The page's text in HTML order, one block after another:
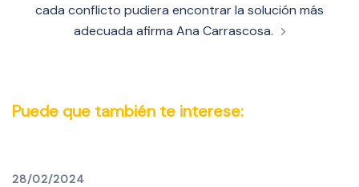
cada conflicto pudiera encontrar la solución más
adecuada afirma Ana Carrascosa.
Puede que también te interese:
28/02/2024